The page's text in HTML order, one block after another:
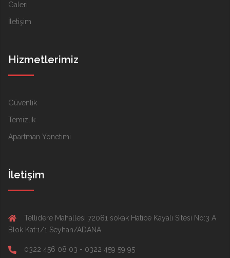
Galeri
İletişim
Hizmetlerimiz
Güvenlik
Temizlik
Apartman Yönetimi
İletişim
Tellidere Mahallesi 72081 sokak Hatice Kayalı Sitesi No:3 A
Blok Kat:1/1 Seyhan/ADANA
0322 456 08 03 - 0322 459 59 95